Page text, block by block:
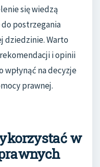
się wiedzą
postrzegania
dziedzinie. Warto
i opinii
na decyzje
prawnej.
w